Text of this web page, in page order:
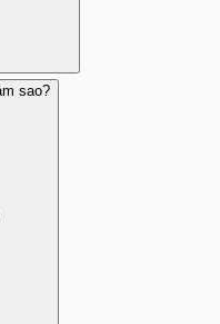
gọi vào rồi tự
sao?